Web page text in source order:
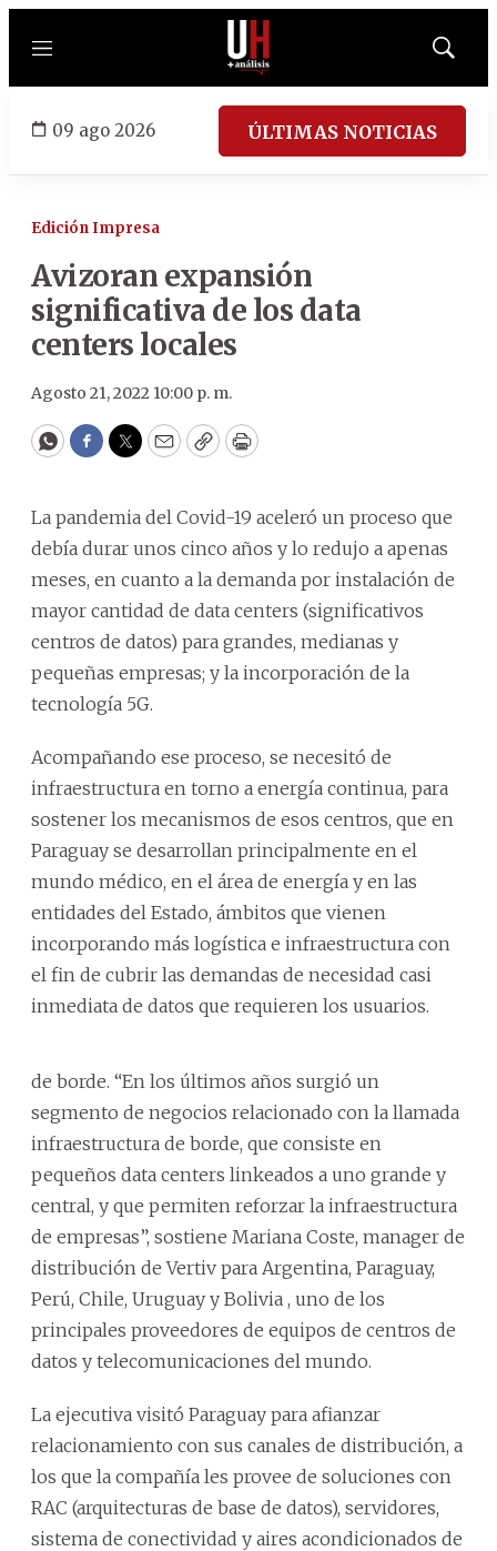
Menú
Mostrar
09 ago 2026 ÚLTIMAS NOTICIAS
Edición Impresa
Avizoran expansión
significativa de los data
centers locales
Agosto 21, 2022 10:00 p. m.
WhatsApp
Facebook
Twitter
EmailCopyPrint
La pandemia del Covid-19 aceleró un proceso que
debía durar unos cinco años y lo redujo a apenas
meses, en cuanto a la demanda por instalación de
mayor cantidad de data centers (significativos
centros de datos) para grandes, medianas y
pequeñas empresas; y la incorporación de la
tecnología 5G.
Acompañando ese proceso, se necesitó de
infraestructura en torno a energía continua, para
sostener los mecanismos de esos centros, que en
Paraguay se desarrollan principalmente en el
mundo médico, en el área de energía y en las
entidades del Estado, ámbitos que vienen
incorporando más logística e infraestructura con
el fin de cubrir las demandas de necesidad casi
inmediata de datos que requieren los usuarios.
de borde. “En los últimos años surgió un
segmento de negocios relacionado con la llamada
infraestructura de borde, que consiste en
pequeños data centers linkeados a uno grande y
central, y que permiten reforzar la infraestructura
de empresas”, sostiene Mariana Coste, manager de
distribución de Vertiv para Argentina, Paraguay,
Perú, Chile, Uruguay y Bolivia , uno de los
principales proveedores de equipos de centros de
datos y telecomunicaciones del mundo.
La ejecutiva visitó Paraguay para afianzar
relacionamiento con sus canales de distribución, a
los que la compañía les provee de soluciones con
RAC (arquitecturas de base de datos), servidores,
sistema de conectividad y aires acondicionados de